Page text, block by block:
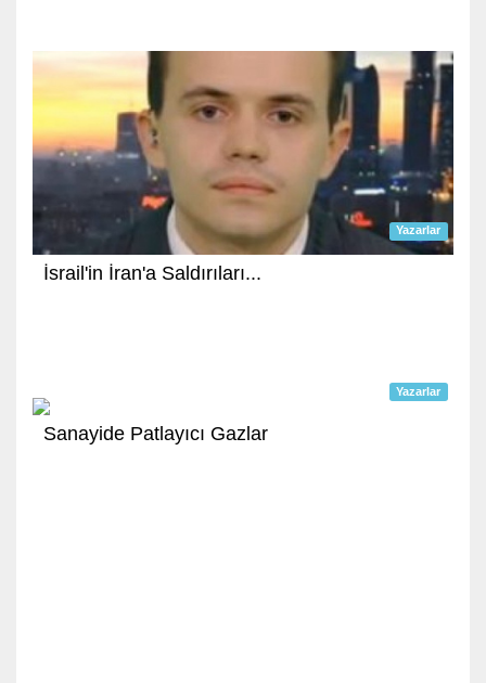
Yazarlar
İsrail'in İran'a Saldırıları...
Yazarlar
Sanayide Patlayıcı Gazlar